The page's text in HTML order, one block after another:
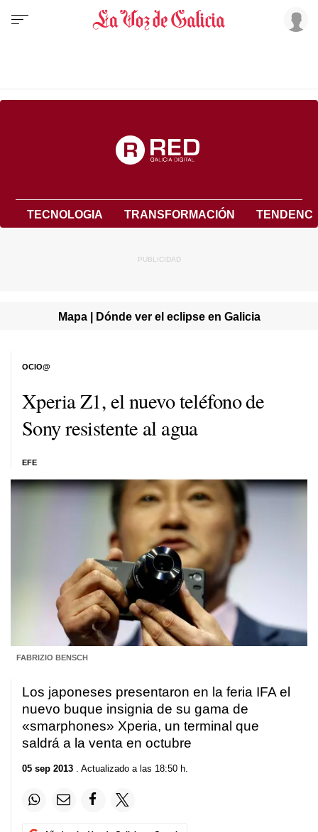
TECNOLOGIA TRANSFORMACIÓN
Mapa | Dónde ver el eclipse en Galicia
Xperia Z1, el nuevo teléfono de
Sony resistente al agua
EFE
OCIO@
FABRIZIO BENSCH
Los japoneses presentaron en la feria IFA el
nuevo buque insignia de su gama de
«smarphones» Xperia, un terminal que
saldrá a la venta en octubre
05 sep 2013 . Actualizado a las 18:50 h.